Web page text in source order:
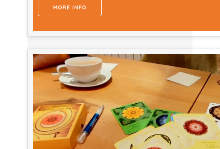
MORE INFO